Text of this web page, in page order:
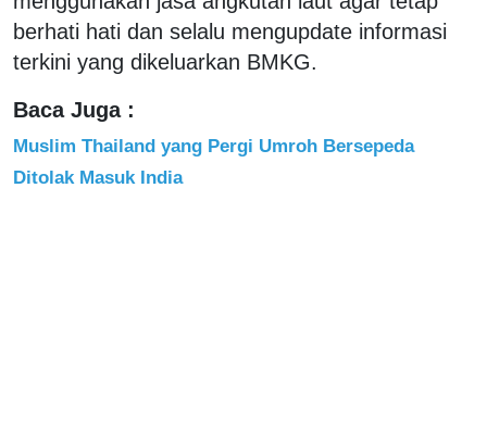
berhati hati dan selalu mengupdate informasi
terkini yang dikeluarkan BMKG.
Baca Juga :
Muslim Thailand yang Pergi Umroh Bersepeda
Ditolak Masuk India